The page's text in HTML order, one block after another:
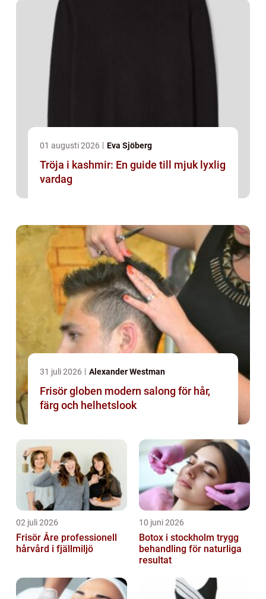
01 augusti 2026 Eva Sjöberg
Tröja i kashmir: En guide till mjuk lyxlig
vardag
31 juli 2026 Alexander Westman
Frisör globen modern salong för hår,
färg och helhetslook
02 juli 2026
Frisör Åre professionell
hårvård i fjällmiljö
10 juni 2026
Botox i stockholm trygg
behandling för naturliga
resultat